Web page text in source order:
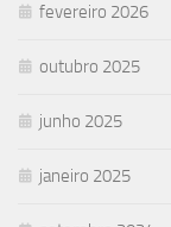
fevereiro 2026
outubro 2025
junho 2025
janeiro 2025